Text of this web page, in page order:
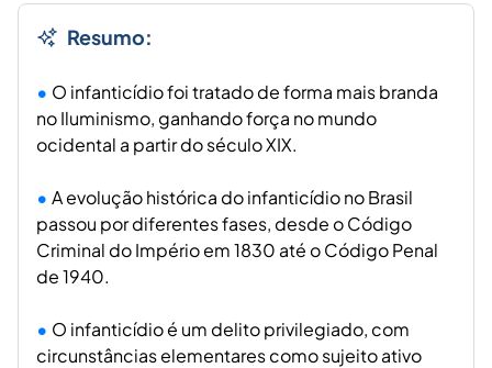
Resumo:
O infanticídio foi tratado de forma mais branda
no Iluminismo, ganhando força no mundo
ocidental a partir do século XIX.
A evolução histórica do infanticídio no Brasil
passou por diferentes fases, desde o Código
Criminal do Império em 1830 até o Código Penal
de 1940.
O infanticídio é um delito privilegiado, com
circunstâncias elementares como sujeito ativo